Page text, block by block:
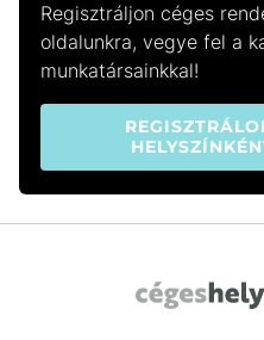
Regisztráljon céges
oldalunkra, vegye fel a
munkatársainkkal!